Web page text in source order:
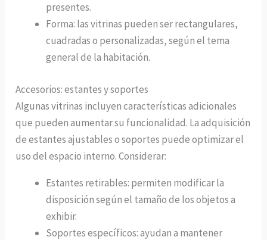
presentes.
Forma: las vitrinas pueden ser rectangulares,
cuadradas o personalizadas, según el tema
general de la habitación.
Accesorios: estantes y soportes
Algunas vitrinas incluyen características adicionales
que pueden aumentar su funcionalidad. La adquisición
de estantes ajustables o soportes puede optimizar el
uso del espacio interno. Considerar:
Estantes retirables: permiten modificar la
disposición según el tamaño de los objetos a
exhibir.
Soportes específicos: ayudan a mantener